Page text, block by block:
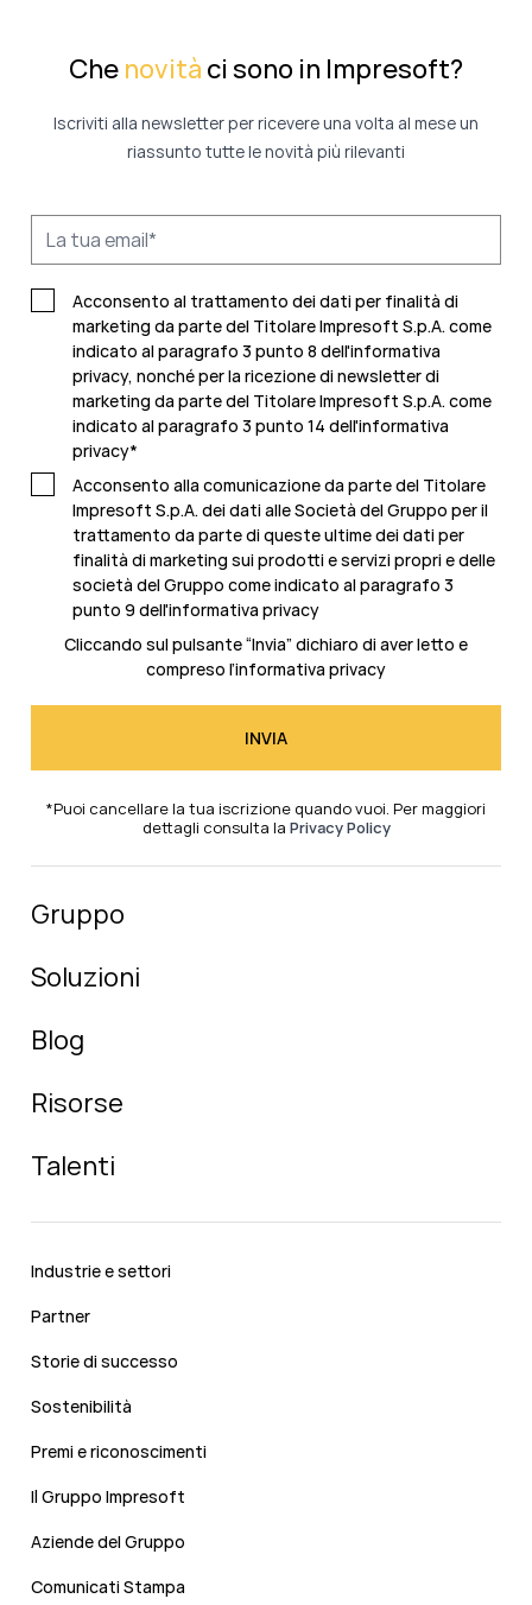
Che novità ci sono in Impresoft?
Iscriviti alla newsletter per ricevere una volta al mese un
riassunto tutte le novità più rilevanti
Acconsento al trattamento dei dati per finalità di
marketing da parte del Titolare Impresoft S.p.A. come
indicato al paragrafo 3 punto 8 dell'informativa
privacy, nonché per la ricezione di newsletter di
marketing da parte del Titolare Impresoft S.p.A. come
indicato al paragrafo 3 punto 14 dell'informativa
privacy*
Acconsento alla comunicazione da parte del Titolare
Impresoft S.p.A. dei dati alle Società del Gruppo per il
trattamento da parte di queste ultime dei dati per
finalità di marketing sui prodotti e servizi propri e delle
società del Gruppo come indicato al paragrafo 3
punto 9 dell'informativa privacy
Cliccando sul pulsante “Invia” dichiaro di aver letto e
compreso l’informativa privacy
*Puoi cancellare la tua iscrizione quando vuoi. Per maggiori
dettagli consulta la Privacy Policy
Gruppo
Soluzioni
Blog
Risorse
Talenti
Industrie e settori
Partner
Storie di successo
Sostenibilità
Premi e riconoscimenti
Il Gruppo Impresoft
Aziende del Gruppo
Comunicati Stampa